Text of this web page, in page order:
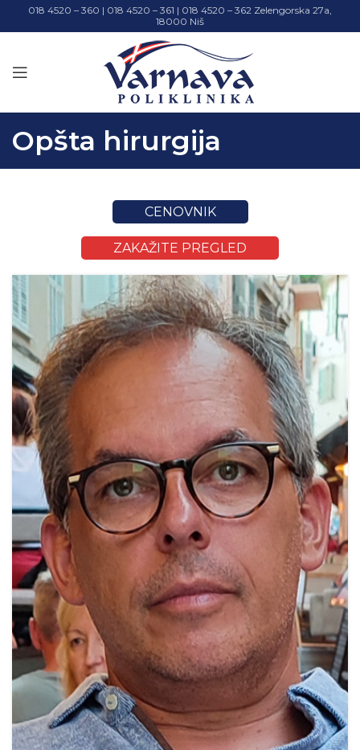
018 4520 – 360 | 018 4520 – 361 | 018 4520 – 362 Zelengorska 27a,
18000 Niš
Opšta hirurgija
CENOVNIK
ZAKAŽITE PREGLED